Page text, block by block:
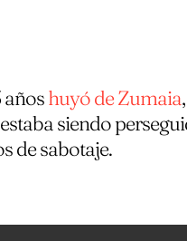
añoshuyó de Zumaia,
siendo
de sabotaje.